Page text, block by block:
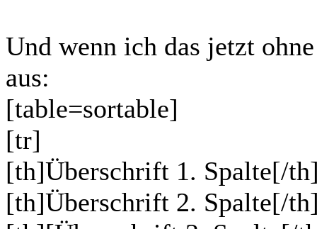
Und wenn ich das jetzt
aus:
[table=sortable]
[tr]
[th]Überschrift 1. Spalte[/
[th]Überschrift 2. Spalte[/